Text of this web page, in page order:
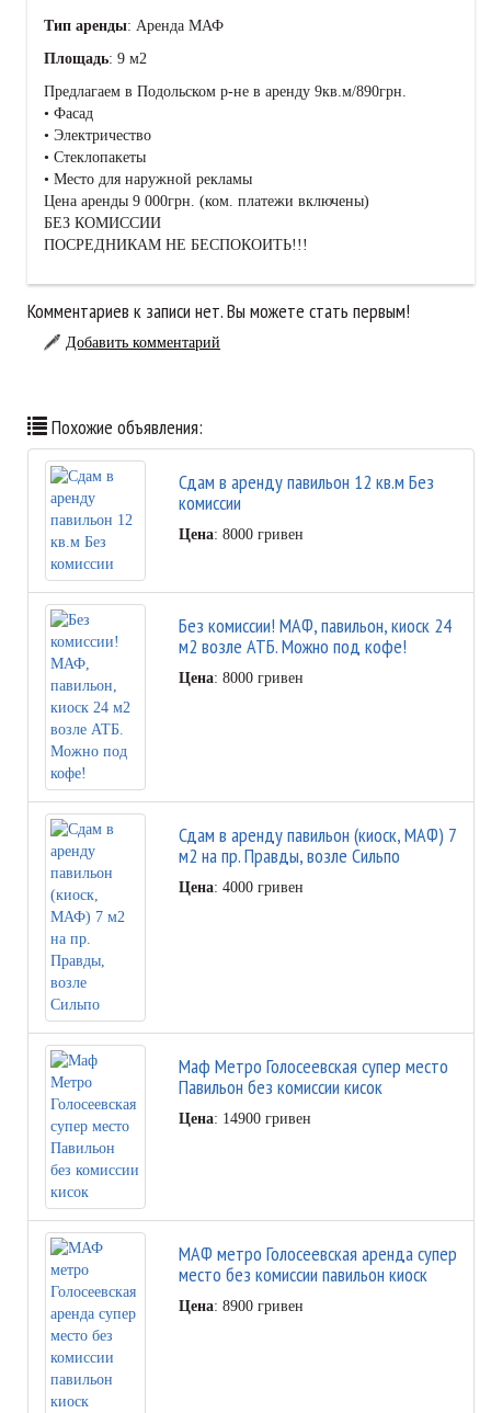
Тип аренды: Аренда МАФ
Площадь: 9 м2
Предлагаем в Подольском р-не в аренду 9кв.м/890грн.
• Фасад
• Электричество
• Стеклопакеты
• Место для наружной рекламы
Цена аренды 9 000грн. (ком. платежи включены)
БЕЗ КОМИССИИ
ПОСРЕДНИКАМ НЕ БЕСПОКОИТЬ!!!
Комментариев к записи нет. Вы можете стать первым!
Добавить комментарий
Похожие объявления:
Сдам в аренду павильон 12 кв.м Без
комиссии
Цена: 8000 гривен
Без комиссии! МАФ, павильон, киоск 24
м2 возле АТБ. Можно под кофе!
Цена: 8000 гривен
Сдам в аренду павильон (киоск, МАФ) 7
м2 на пр. Правды, возле Сильпо
Цена: 4000 гривен
Маф Метро Голосеевская супер место
Павильон без комиссии кисок
Цена: 14900 гривен
МАФ метро Голосеевская аренда супер
место без комиссии павильон киоск
Цена: 8900 гривен